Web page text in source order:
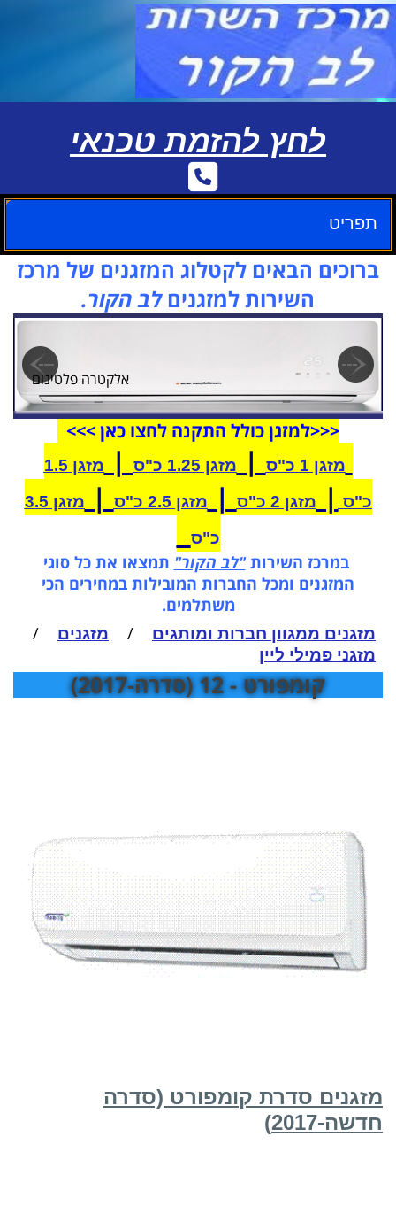
לחץ להזמת טכנאי
תפריט
ברוכים הבאים לקטלוג המזגנים של מרכז
השירות למזגניםלב הקור.
אלקטרה פלטינום
<<<למזגןכולל התקנה לחצו כאן >>>
מזגן 1 כ"ס | מזגן 1.25 כ"ס |
מזגן 1.5
כ"ס | מזגן 2 כ"ס | מזגן 2.5 כ"ס |
מזגן 3.5
כ"ס
במרכז השירות"לב הקור" תמצאו את כל סוגי
המזגנים ומכל החברות המובילות במחירים הכי
משתלמים.
מזגנים ממגוון חברות ומותגים / מזגנים /
מזגני פמילי ליין
קומפורט - 12 (סדרה-2017)
מזגנים סדרת קומפורט (סדרה
חדשה-2017)